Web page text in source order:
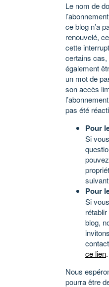
Le nom de
ce blog n’a
renouvelé,
cette
certains cas,
également
un mot de
son accès
pas été
Pour
Si
suivant
Pour
Si
blog,
ce lien.
Nous
pourra être